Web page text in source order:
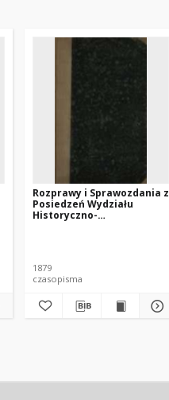
Rozprawy i Sprawozdania z
Posiedzeń Wydziału
Historyczno-
1879
czasopisma